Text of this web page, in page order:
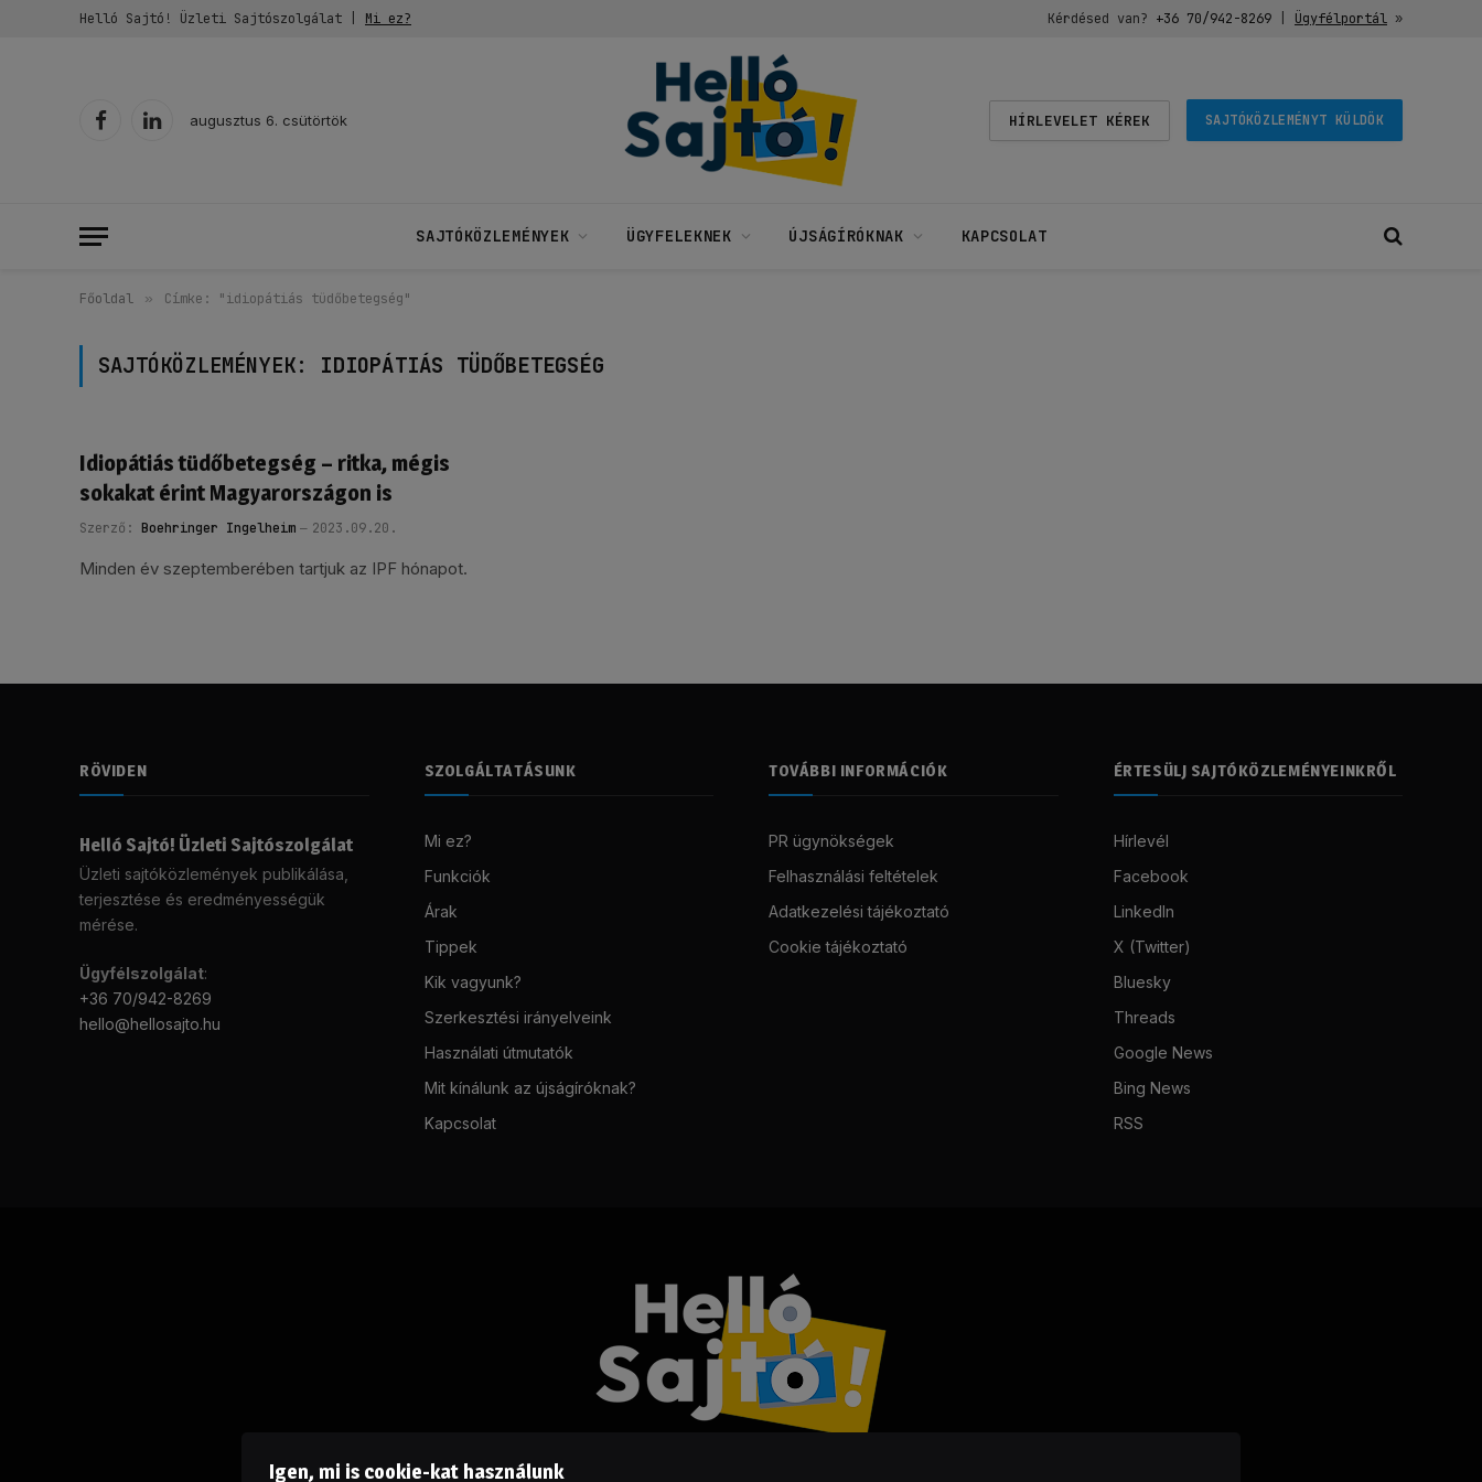
Helló Sajtó! Üzleti Sajtószolgálat | Mi ez? Kérdésed van? +36 70/942-8269| Ügyfélportál»
FacebookLinkedIn
augusztus 6. csütörtök HÍRLEVELET KÉREK SAJTÓKÖZLEMÉNYT KÜLDÖK
SAJTÓKÖZLEMÉNYEK ÜGYFELEKNEK ÚJSÁGÍRÓKNAK KAPCSOLAT
Főoldal » Címke: "idiopátiás tüdőbetegség"
SAJTÓKÖZLEMÉNYEK: IDIOPÁTIÁS TÜDŐBETEGSÉG
Idiopátiás tüdőbetegség – ritka, mégis
sokakat érint Magyarországon is
Szerző: Boehringer Ingelheim 2023.09.20.
Minden év szeptemberében tartjuk az IPF hónapot.
RÖVIDEN
Helló Sajtó! Üzleti Sajtószolgálat
Üzleti sajtóközlemények publikálása,
terjesztése és eredményességük
mérése.
Ügyfélszolgálat:
+36 70/942-8269
hello@hellosajto.hu
SZOLGÁLTATÁSUNK
Mi ez?
Funkciók
Árak
Tippek
Kik vagyunk?
Szerkesztési irányelveink
Használati útmutatók
Mit kínálunk az újságíróknak?
Kapcsolat
TOVÁBBI INFORMÁCIÓK
PR ügynökségek
Felhasználási feltételek
Adatkezelési tájékoztató
Cookie tájékoztató
ÉRTESÜLJ SAJTÓKÖZLEMÉNYEINKRŐL
Hírlevél
Facebook
LinkedIn
X (Twitter)
Bluesky
Threads
Google News
Bing News
RSS
Igen, mi is cookie-kat használunk